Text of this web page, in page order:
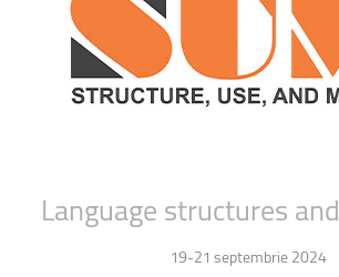
Language structures and
19-21 septembrie 2024